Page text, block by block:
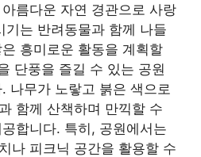
름다운 자연 경관으로 사랑
기는 반려동물과 함께 나들
흥미로운 활동을 계획할
단풍을 즐길 수 있는 공원
나무가 노랗고 붉은 색으로
함께 산책하며 만끽할 수
합니다. 특히, 공원에서는
나 피크닉 공간을 활용할 수